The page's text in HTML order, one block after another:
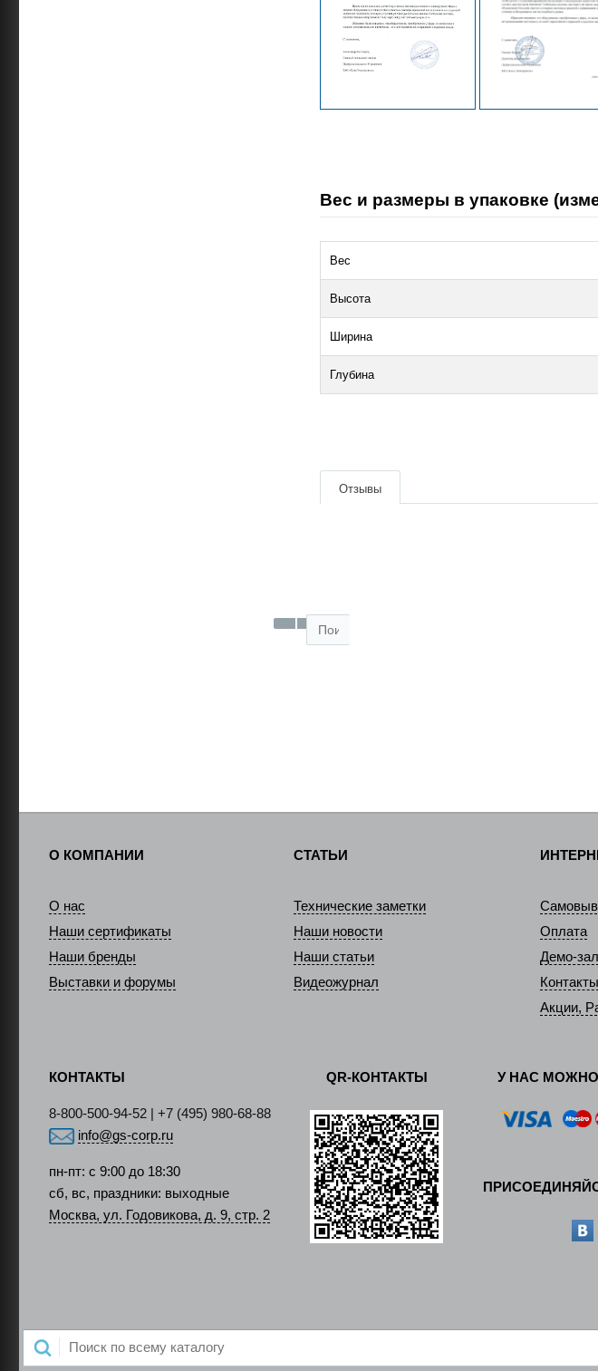
Вес и размеры в упаковке
Вес
Высота
Ширина
Глубина
Отзывы
О КОМПАНИИ
О нас
Наши сертификаты
Наши бренды
Выставки и форумы
СТАТЬИ
Технические заметки
Наши новости
Наши статьи
Видеожурнал
Оплата
Демо-зал
Контакты
Акции,
КОНТАКТЫ
8-800-500-94-52 | +7 (495) 980-68-88
info@gs-corp.ru
пн-пт: с 9:00 до 18:30
сб, вс, праздники: выходные
Москва, ул. Годовикова, д. 9, стр. 2
QR-КОНТАКТЫ У НАС